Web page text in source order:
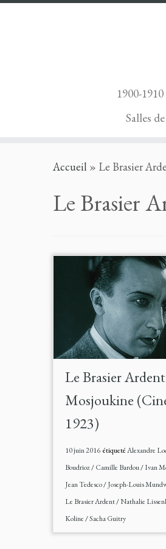
1900-1910
Salles
Accueil » Le Brasier
Le Brasier
Le Brasier
Mosjoukine
1923)
10 juin 2016 étiquetéAlexandre
Boudrioz/Camille Bardou/Ivan
Jean Tedesco/Joseph-Louis
Le Brasier Ardent/Nathalie
Koline/Sacha Guitry